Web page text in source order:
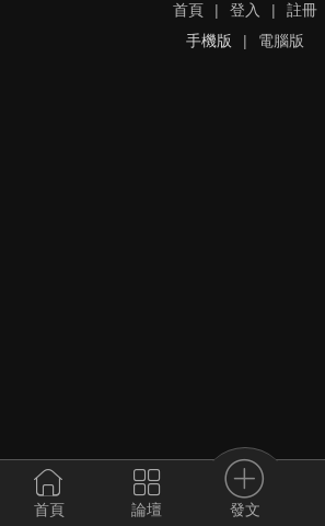
首頁 | 登入 |
註冊
手機版
| 電腦版
首頁 論壇 發文